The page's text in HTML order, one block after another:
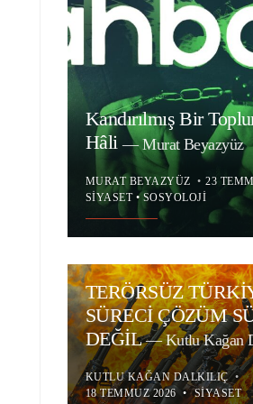
Kandırılmış Bir
Hâli—Murat Beyazyüz
MURAT BEYAZYÜZ • 23
SIYASET• SOSYOLOJI
TERÖRSÜZ
SÜRECİ ÇÖZÜM
DEĞİL—Kutlu Kağan
KUTLU KAĞAN DALKILIÇ •
18 TEMMUZ 2026 • SIYASET